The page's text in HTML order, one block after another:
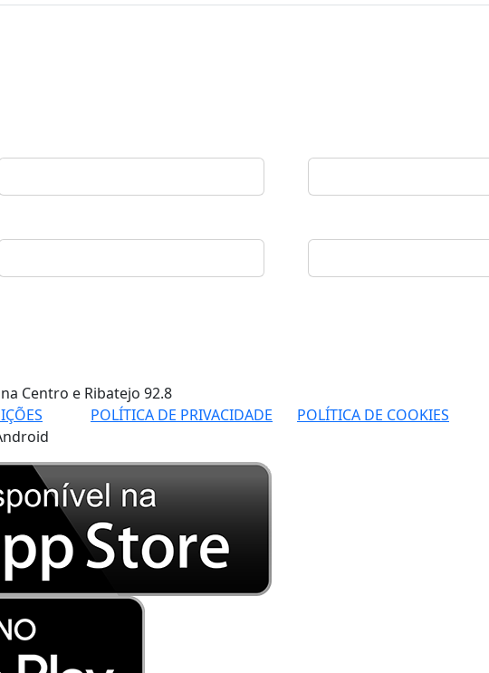
Centro e Ribatejo 92.8
POLÍTICA DE PRIVACIDADE
POLÍTICA DE COOKIES